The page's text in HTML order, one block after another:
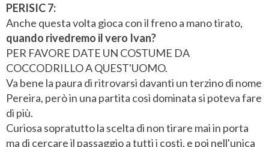
PERISIC 7:
Anche questa volta gioca con il freno a mano tirato,
quando rivedremo il vero Ivan?
PER FAVORE DATE UN COSTUME DA
COCCODRILLO A QUEST'UOMO.
Va bene la paura di ritrovarsi davanti un terzino di nome
Pereira, però in una partita così dominata si poteva fare
di più.
Curiosa sopratutto la scelta di non tirare mai in porta
ma di cercare il passaggio a tutti i costi, e poi nell'unica